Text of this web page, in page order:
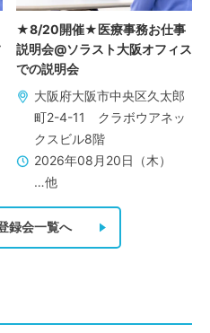
★8/20開催★医療事務お仕事
説明会@ソラスト大阪オフィス
での説明会
大阪府大阪市中央区久太郎
町2-4-11 クラボウアネッ
クスビル8階
2026年08月20日（木）
…他
録会一覧へ